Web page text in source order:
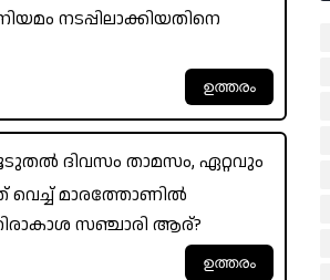
നടപ്പിലാക്കിയതിനെ
ദിവസം താമസം, ഏറ്റവും
മാരത്തോണിൽ
സഞ്ചാരി ആര്?